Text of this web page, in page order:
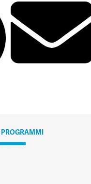
PROGRAMMI